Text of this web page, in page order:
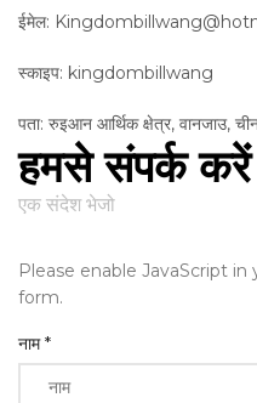
ईमेल:
स्काइप: kingdombillwang
पता: रुइआन आर्थिक क्षेत्र, वानजाउ,
हमसे संपर्क करें
एक संदेश भेजो
Please enable JavaScript
form.
नाम*